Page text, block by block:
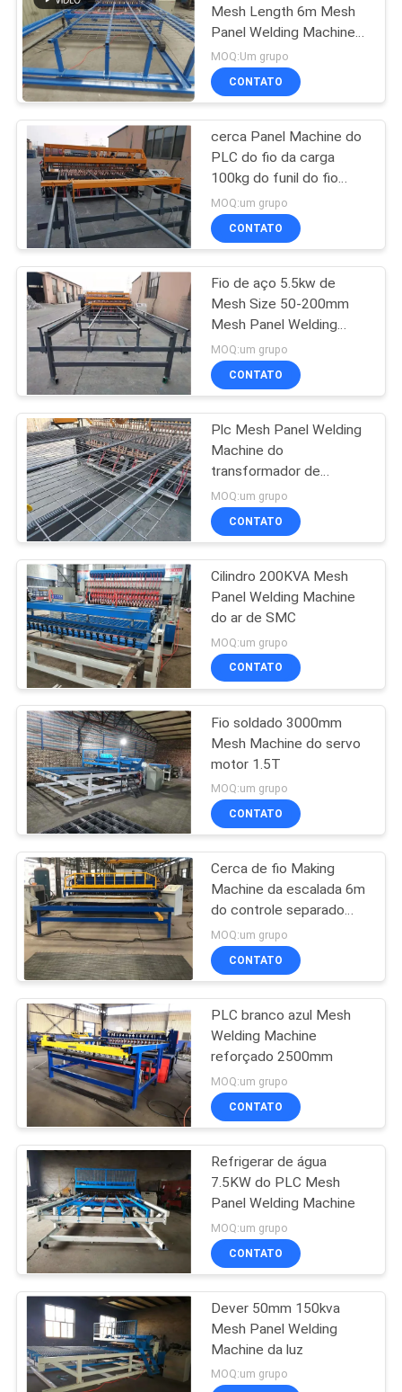
CONTACTE-
NOS
PEÇA
UMAS
CITAÇÕES
MAPA
DO
SITE
PRIVACY
POLICY
máquina de
soldadura do painel
de malha
máquina fixa da
cerca do nó
33
Construção Mesh
Welding Machine
23
Máquina de
soldadura da malha
do rolo
máquina soldada da
rede de arame
máquina de solda
de aço da raspagem
máquina do arame
farpado da lâmina
21
Mesh Length 6m Mesh
Panel Welding Machine
7.5kw
MOQ:Um grupo
CONTATO
cerca Panel Machine do
PLC do fio da carga
100kg do funil do fio
5.5kw transversal
MOQ:um grupo
CONTATO
Fio de aço 5.5kw de
Mesh Size 50-200mm
Mesh Panel Welding
Machine
MOQ:um grupo
CONTATO
Plc Mesh Panel Welding
Machine do
transformador de
soldadura 160kva
Panasonic
MOQ:um grupo
CONTATO
Cilindro 200KVA Mesh
Panel Welding Machine
do ar de SMC
MOQ:um grupo
CONTATO
Fio soldado 3000mm
Mesh Machine do servo
motor 1.5T
MOQ:um grupo
CONTATO
Cerca de fio Making
Machine da escalada 6m
do controle separado
anti
MOQ:um grupo
CONTATO
PLC branco azul Mesh
Welding Machine
reforçado 2500mm
MOQ:um grupo
CONTATO
Refrigerar de água
7.5KW do PLC Mesh
Panel Welding Machine
MOQ:um grupo
CONTATO
Dever 50mm 150kva
Mesh Panel Welding
Machine da luz
MOQ:um grupo